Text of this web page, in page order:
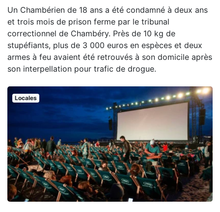
Un Chambérien de 18 ans a été condamné à deux ans
et trois mois de prison ferme par le tribunal
correctionnel de Chambéry. Près de 10 kg de
stupéfiants, plus de 3 000 euros en espèces et deux
armes à feu avaient été retrouvés à son domicile après
son interpellation pour trafic de drogue.
Locales